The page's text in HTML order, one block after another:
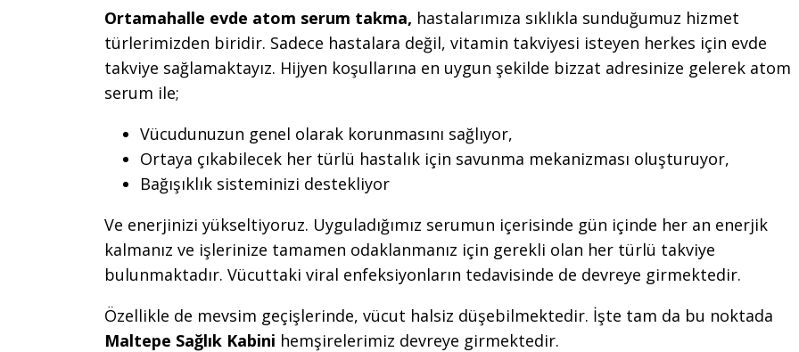
Ortamahalle evde atom serum takma, hastalarımıza sıklıkla sunduğumuz hizmet
türlerimizden biridir. Sadece hastalara değil, vitamin takviyesi isteyen herkes için evde
takviye sağlamaktayız. Hijyen koşullarına en uygun şekilde bizzat adresinize gelerek atom
serum ile;
Vücudunuzun genel olarak korunmasını sağlıyor,
Ortaya çıkabilecek her türlü hastalık için savunma mekanizması oluşturuyor,
Bağışıklık sisteminizi destekliyor
Ve enerjinizi yükseltiyoruz. Uyguladığımız serumun içerisinde gün içinde her an enerjik
kalmanız ve işlerinize tamamen odaklanmanız için gerekli olan her türlü takviye
bulunmaktadır. Vücuttaki viral enfeksiyonların tedavisinde de devreye girmektedir.
Özellikle de mevsim geçişlerinde, vücut halsiz düşebilmektedir. İşte tam da bu noktada
Maltepe Sağlık Kabini hemşirelerimiz devreye girmektedir.